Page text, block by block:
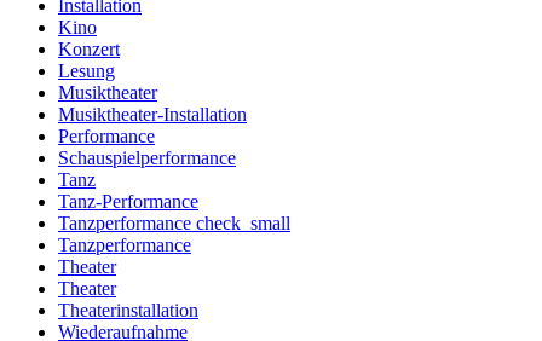
Installation
Kino
Konzert
Lesung
Musiktheater
Musiktheater-Installation
Performance
Schauspielperformance
Tanz
Tanz-Performance
Tanzperformance check_small
Tanzperformance
Theater
Theater
Theaterinstallation
Wiederaufnahme